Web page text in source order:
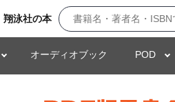
翔泳社の本
オーディオブック POD